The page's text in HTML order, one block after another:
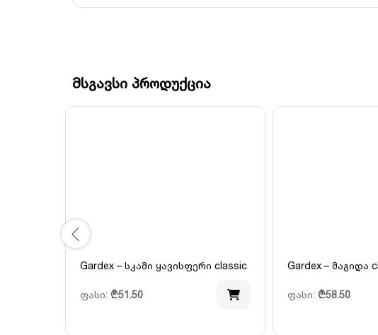
მსგავსი პროდუქცია
Gardex – სკამი ყავისფერი classic
ფასი: ₾51.50
Gardex – მაგიდა
ფასი: ₾58.50